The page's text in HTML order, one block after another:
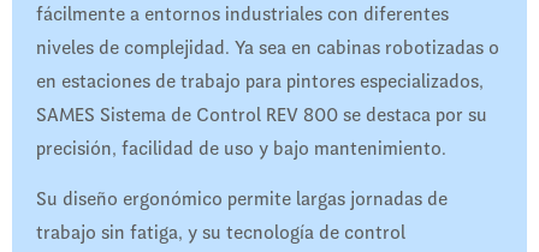
fácilmente a entornos industriales con diferentes
niveles de complejidad. Ya sea en cabinas robotizadas o
en estaciones de trabajo para pintores especializados,
SAMES Sistema de Control REV 800 se destaca por su
precisión, facilidad de uso y bajo mantenimiento.
Su diseño ergonómico permite largas jornadas de
trabajo sin fatiga, y su tecnología de control